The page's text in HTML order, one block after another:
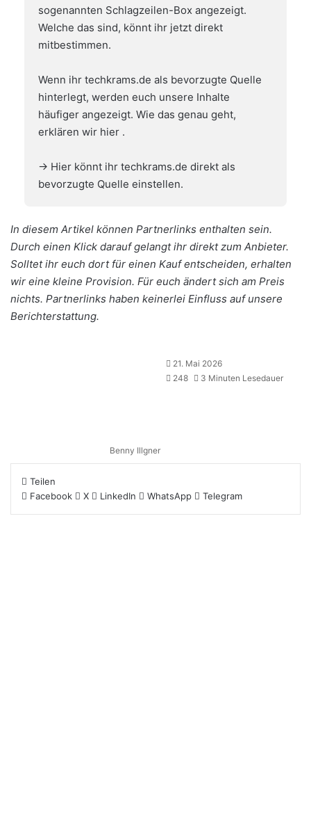
sogenannten Schlagzeilen-Box angezeigt.
Welche das sind, könnt ihr jetzt direkt
mitbestimmen.
Wenn ihr techkrams.de als bevorzugte Quelle
hinterlegt, werden euch unsere Inhalte
häufiger angezeigt. Wie das genau geht,
erklären wir hier .
→ Hier könnt ihr techkrams.de direkt als
bevorzugte Quelle einstellen.
In diesem Artikel können Partnerlinks enthalten sein.
Durch einen Klick darauf gelangt ihr direkt zum Anbieter.
Solltet ihr euch dort für einen Kauf entscheiden, erhalten
wir eine kleine Provision. Für euch ändert sich am Preis
nichts. Partnerlinks haben keinerlei Einfluss auf unsere
Berichterstattung.
Benny Illgner
21. Mai 2026
248
3 Minuten Lesedauer
Teilen
Facebook
X LinkedIn WhatsApp Telegram